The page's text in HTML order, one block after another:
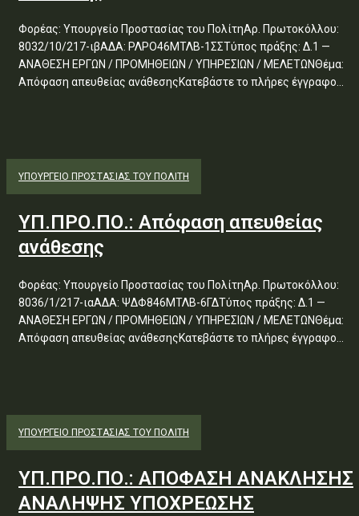
Φορέας: Υπουργείο Προστασίας του ΠολίτηΑρ. Πρωτοκόλλου:
8032/10/217-ιβΑΔΑ: ΡΛΡΟ46ΜΤΛΒ-1ΣΣΤύπος πράξης: Δ.1 —
ΑΝΑΘΕΣΗ ΕΡΓΩΝ / ΠΡΟΜΗΘΕΙΩΝ / ΥΠΗΡΕΣΙΩΝ / ΜΕΛΕΤΩΝΘέμα:
Απόφαση απευθείας ανάθεσηςΚατεβάστε το πλήρες έγγραφο...
ΥΠΟΥΡΓΕΊΟ ΠΡΟΣΤΑΣΊΑΣ ΤΟΥ ΠΟΛΊΤΗ
ΥΠ.ΠΡΟ.ΠΟ.: Απόφαση απευθείας
ανάθεσης
Φορέας: Υπουργείο Προστασίας του ΠολίτηΑρ. Πρωτοκόλλου:
8036/1/217-ιαΑΔΑ: ΨΔΦ846ΜΤΛΒ-6ΓΔΤύπος πράξης: Δ.1 —
ΑΝΑΘΕΣΗ ΕΡΓΩΝ / ΠΡΟΜΗΘΕΙΩΝ / ΥΠΗΡΕΣΙΩΝ / ΜΕΛΕΤΩΝΘέμα:
Απόφαση απευθείας ανάθεσηςΚατεβάστε το πλήρες έγγραφο...
ΥΠΟΥΡΓΕΊΟ ΠΡΟΣΤΑΣΊΑΣ ΤΟΥ ΠΟΛΊΤΗ
ΥΠ.ΠΡΟ.ΠΟ.: ΑΠΟΦΑΣΗ ΑΝΑΚΛΗΣΗΣ
ΑΝΑΛΗΨΗΣ ΥΠΟΧΡΕΩΣΗΣ